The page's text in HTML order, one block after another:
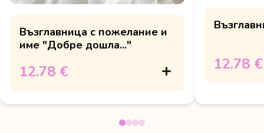
Възглавница с пожелание и
име "Добре дошла..."
12.78 € 12.78 €